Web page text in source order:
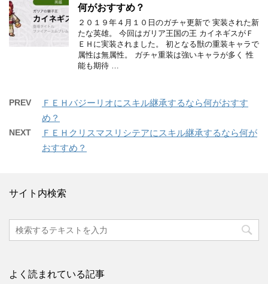
何がおすすめ？
２０１９年４月１０日のガチャ更新で 実装された新
たな英雄。 今回はガリア王国の王 カイネギスがＦ
ＥＨに実装されました。 初となる獣の重装キャラで
属性は無属性。 ガチャ重装は強いキャラが多く 性
能も期待 …
PREV
ＦＥＨバジーリオにスキル継承するなら何がおすす
め？
NEXT
ＦＥＨクリスマスリシテアにスキル継承するなら何が
おすすめ？
サイト内検索
よく読まれている記事